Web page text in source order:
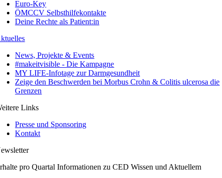
Euro-Key
ÖMCCV Selbsthilfekontakte
Deine Rechte als Patient:in
News, Projekte & Events
#makeitvisible - Die Kampagne
MY LIFE-Infotage zur Darmgesundheit
Zeige den Beschwerden bei Morbus Crohn & Colitis ulcerosa die
Grenzen
Links
Presse und Sponsoring
Kontakt
pro Quartal Informationen zu CED Wissen und Aktuellem